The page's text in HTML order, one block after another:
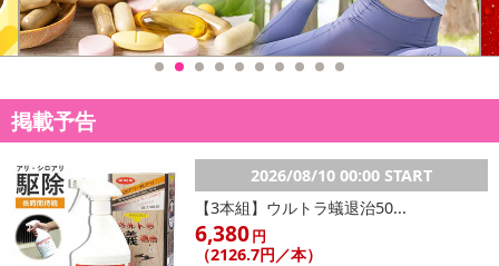
掲載予告
2026/08/10 00:00 START
【3本組】ウルトラ蟻退治50...
6,380円
（2126.7円／本）